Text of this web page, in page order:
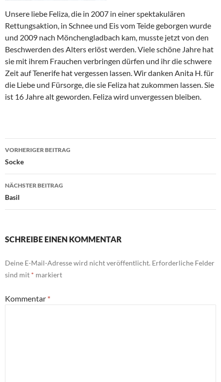
Unsere liebe Feliza, die in 2007 in einer spektakulären
Rettungsaktion, in Schnee und Eis vom Teide geborgen wurde
und 2009 nach Mönchengladbach kam, musste jetzt von den
Beschwerden des Alters erlöst werden. Viele schöne Jahre hat
sie mit ihrem Frauchen verbringen dürfen und ihr die schwere
Zeit auf Tenerife hat vergessen lassen. Wir danken Anita H. für
die Liebe und Fürsorge, die sie Feliza hat zukommen lassen. Sie
ist 16 Jahre alt geworden. Feliza wird unvergessen bleiben.
Beitragsnavigation
VORHERIGER BEITRAG
Socke
NÄCHSTER BEITRAG
Basil
SCHREIBE EINEN KOMMENTAR
Deine E-Mail-Adresse wird nicht veröffentlicht. Erforderliche Felder
sind mit * markiert
Kommentar *